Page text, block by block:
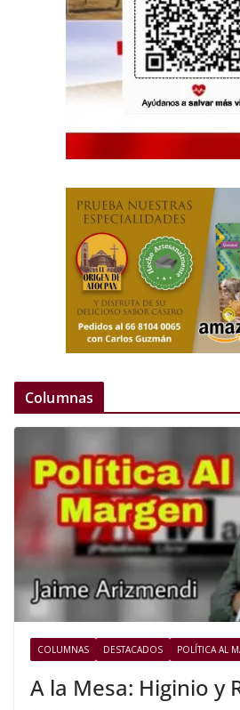
Columnas
COLUMNAS DESTACADOS POLÍTICA AL
A la Mesa: Higinio y